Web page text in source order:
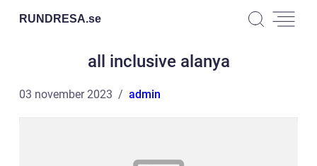
RUNDRESA.se
all inclusive alanya
03 november 2023 admin